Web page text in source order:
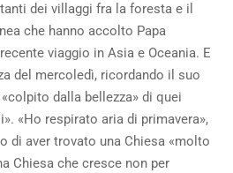
dei villaggi fra la foresta e il
che hanno accolto Papa
viaggio in Asia e Oceania. E
del mercoledì, ricordando il suo
dalla bellezza» di quei
«Ho respirato aria di primavera»,
di aver trovato una Chiesa «molto
Chiesa che cresce non per